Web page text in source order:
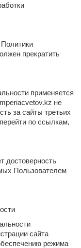
прекратить
применяется
не
за сайты третьих
по ссылкам,
достоверность
Пользователем
сайта
режима